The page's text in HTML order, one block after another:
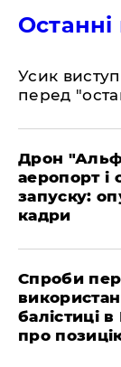
​Усик
перед
​Дрон
аеропорт
запуску:
кадри
​Спроби
балістиці
про